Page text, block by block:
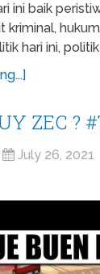
ini baik
hari ini,
ZEC ?
July 26, 2021